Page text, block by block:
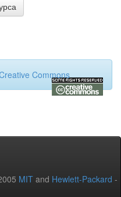
Commons
MIT and Hewlett-Packard -